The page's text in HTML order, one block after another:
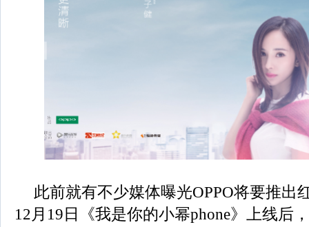
此前就有不少媒体曝光OPPO将要推出
12月19日《我是你的小幂phone》上线后